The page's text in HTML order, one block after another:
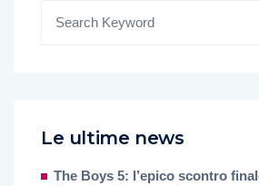
Le ultime news
The Boys 5: l’epico scontro